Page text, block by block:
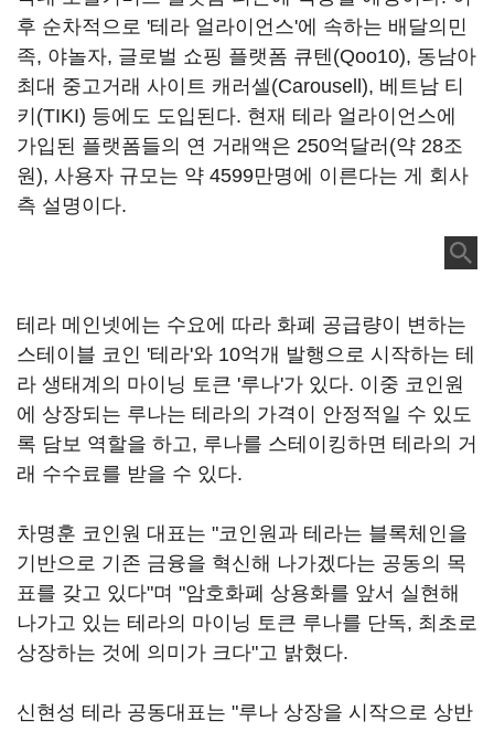
후 순차적으로 '테라 얼라이언스'에 속하는 배달의민
족, 야놀자, 글로벌 쇼핑 플랫폼 큐텐(Qoo10), 동남아
최대 중고거래 사이트 캐러셀(Carousell), 베트남 티
키(TIKI) 등에도 도입된다. 현재 테라 얼라이언스에
가입된 플랫폼들의 연 거래액은 250억달러(약 28조
원), 사용자 규모는 약 4599만명에 이른다는 게 회사
측 설명이다.
테라 메인넷에는 수요에 따라 화폐 공급량이 변하는
스테이블 코인 '테라'와 10억개 발행으로 시작하는 테
라 생태계의 마이닝 토큰 '루나'가 있다. 이중 코인원
에 상장되는 루나는 테라의 가격이 안정적일 수 있도
록 담보 역할을 하고, 루나를 스테이킹하면 테라의 거
래 수수료를 받을 수 있다.
차명훈 코인원 대표는 "코인원과 테라는 블록체인을
기반으로 기존 금융을 혁신해 나가겠다는 공동의 목
표를 갖고 있다"며 "암호화폐 상용화를 앞서 실현해
나가고 있는 테라의 마이닝 토큰 루나를 단독, 최초로
상장하는 것에 의미가 크다"고 밝혔다.
신현성 테라 공동대표는 "루나 상장을 시작으로 상반